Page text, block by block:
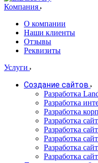
Компания
О компании
Наши клиенты
Отзывы
Реквизиты
Услуги
Создание сайтов
Разработка
Разработка
Разработка
Разработка
Разработка
Разработка
Разработка
Разработка